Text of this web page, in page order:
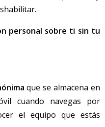
personal sobre ti sin tu
que se almacena en
cuando navegas por
el equipo que estás